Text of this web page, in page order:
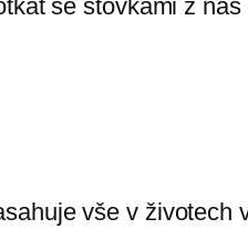
se stovkami z
vše v